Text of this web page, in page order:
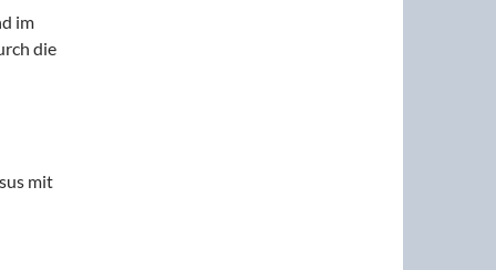
im
die
mit